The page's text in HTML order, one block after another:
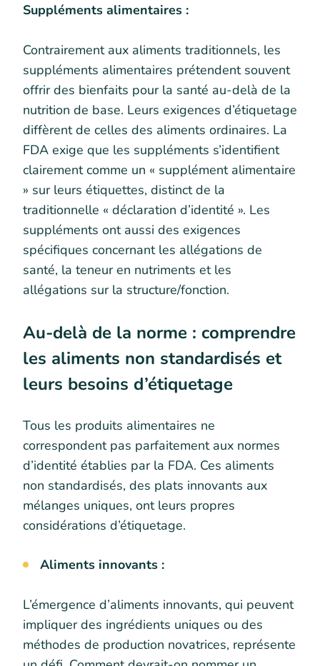
Suppléments alimentaires :
Contrairement aux aliments traditionnels, les
suppléments alimentaires prétendent souvent
offrir des bienfaits pour la santé au-delà de la
nutrition de base. Leurs exigences d’étiquetage
diffèrent de celles des aliments ordinaires. La
FDA exige que les suppléments s’identifient
clairement comme un « supplément alimentaire
» sur leurs étiquettes, distinct de la
traditionnelle « déclaration d’identité ». Les
suppléments ont aussi des exigences
spécifiques concernant les allégations de
santé, la teneur en nutriments et les
allégations sur la structure/fonction.
Au-delà de la norme : comprendre
les aliments non standardisés et
leurs besoins d’étiquetage
Tous les produits alimentaires ne
correspondent pas parfaitement aux normes
d’identité établies par la FDA. Ces aliments
non standardisés, des plats innovants aux
mélanges uniques, ont leurs propres
considérations d’étiquetage.
Aliments innovants :
L’émergence d’aliments innovants, qui peuvent
impliquer des ingrédients uniques ou des
méthodes de production novatrices, représente